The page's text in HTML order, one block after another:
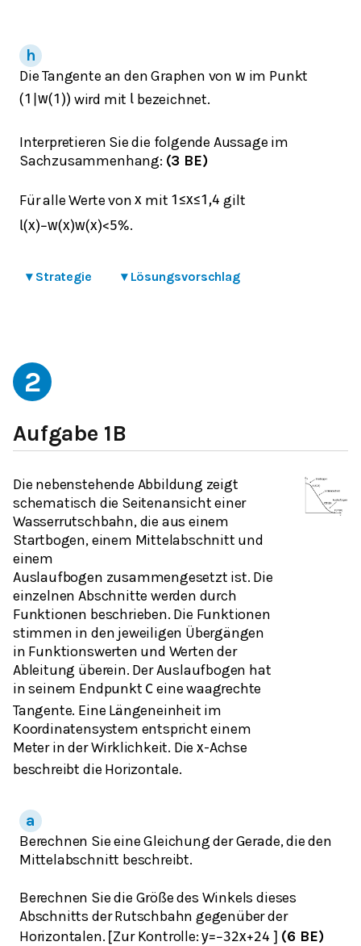
Die Tangente an den Graphen von wim Punkt
(1 w(1 )) wird mit l bezeichnet.
Interpretieren Sie die folgende Aussage im
Sachzusammenhang: (3 BE)
Für alle Werte von x mit 1≤x≤1,4 gilt
l(x)−w(x)w(x)<5%.
▾ Strategie ▾ Lösungsvorschlag
2
Aufgabe 1B
Die nebenstehende Abbildung zeigt
schematisch die Seitenansicht einer
Wasserrutschbahn, die aus einem
Startbogen, einem Mittelabschnitt und
einem
Auslaufbogen zusammengesetzt ist. Die
einzelnen Abschnitte werden durch
Funktionen beschrieben. Die Funktionen
stimmen in den jeweiligen Übergängen
in Funktionswerten und Werten der
Ableitung überein. Der Auslaufbogen hat
in seinem Endpunkt C eine waagrechte
Tangente. Eine Längeneinheit im
Koordinatensystem entspricht einem
Meter in der Wirklichkeit. Diex-Achse
beschreibt die Horizontale.
Berechnen Sie eine Gleichung der Gerade, die den
Mittelabschnitt beschreibt.
Berechnen Sie die Größe des Winkels dieses
Abschnitts der Rutschbahn gegenüber der
Horizontalen. [Zur Kontrolle:y=−32x+24 ] (6 BE)